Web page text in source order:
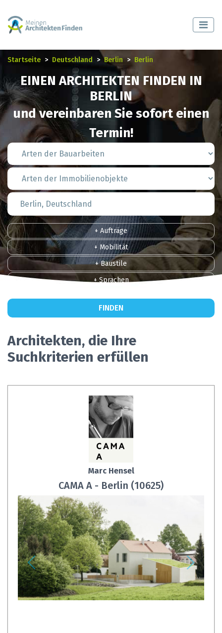
Startseite Deutschland Berlin Berlin
EINEN ARCHITEKTEN FINDEN IN
BERLIN
und vereinbaren Sie sofort einen
Termin!
+ Aufträge
+ Mobilität
+ Baustile
+ Sprachen
FINDEN
Architekten, die Ihre
Suchkriterien erfüllen
Marc Hensel
CAMA A - Berlin (10625)